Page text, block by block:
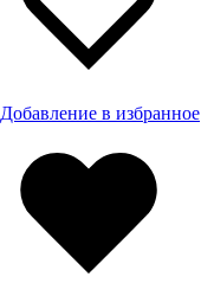
Добавление в избранное